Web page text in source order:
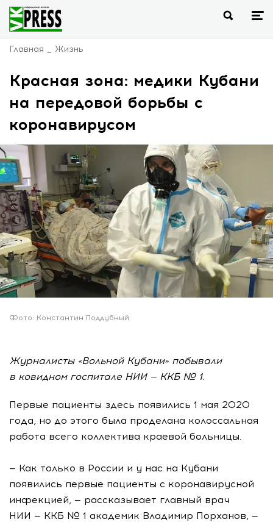
Главная Жизнь
Красная зона: медики Кубани
на передовой борьбы с
коронавирусом
Фото: Константин Поддубный
Журналисты «Вольной Кубани» побывали
в ковидном госпитале НИИ — ККБ № 1.
Первые пациенты здесь появились 1 мая 2020
года, но до этого была проделана колоссальная
работа всего коллектива краевой больницы.
— Как только в России и у нас на Кубани
появились первые пациенты с коронавирусной
инфекцией, — рассказывает главный врач
НИИ — ККБ № 1 академик Владимир Порханов, —